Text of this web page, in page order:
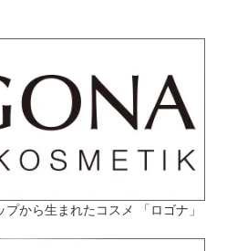
から生まれたコスメ 「ロゴナ」